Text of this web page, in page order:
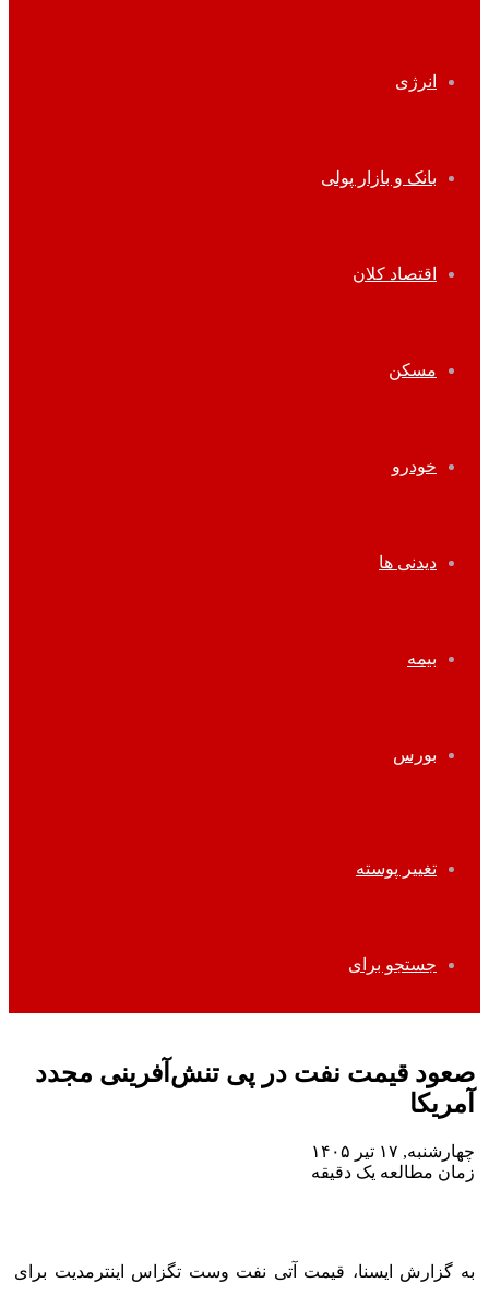
انرژی
بانک و بازار پولی
اقتصاد کلان
مسکن
خودرو
دیدنی ها
بیمه
بورس
تغییر پوسته
جستجو برای
صعود قیمت نفت در پی تنش‌آفرینی مجدد
آمریکا
چهارشنبه, ۱۷ تیر ۱۴۰۵
زمان مطالعه یک دقیقه
به گزارش ایسنا، قیمت آتی نفت وست تگزاس اینترمدیت برای